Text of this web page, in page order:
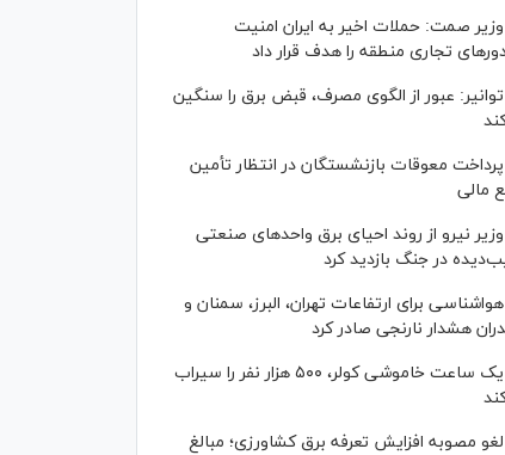
وزیر صمت: حملات اخیر به ایران امنیت
تجاری منطقه را هدف قرار داد
توانیر: عبور از الگوی مصرف، قبض برق را سنگین
پرداخت معوقات بازنشستگان در انتظار تأمین
مالی
وزیر نیرو از روند احیای برق واحدهای صنعتی
در جنگ بازدید کرد
هواشناسی برای ارتفاعات تهران، البرز، سمنان و
هشدار نارنجی صادر کرد
یک ساعت خاموشی کولر، ۵۰۰ هزار نفر را سیراب
لغو مصوبه افزایش تعرفه برق کشاورزی؛ مبالغ